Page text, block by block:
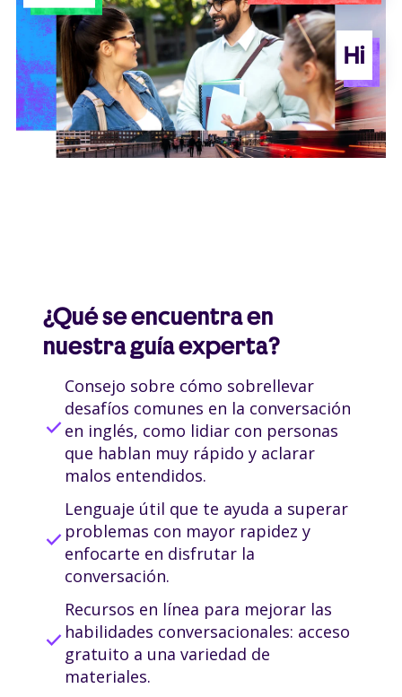
Hi
¿Qué se encuentra en
nuestra guía experta?
check
Consejo sobre cómo sobrellevar
desafíos comunes en la conversación
en inglés, como lidiar con personas
que hablan muy rápido y aclarar
malos entendidos.
check
Lenguaje útil que te ayuda a superar
problemas con mayor rapidez y
enfocarte en disfrutar la
conversación.
check
Recursos en línea para mejorar las
habilidades conversacionales: acceso
gratuito a una variedad de
materiales.